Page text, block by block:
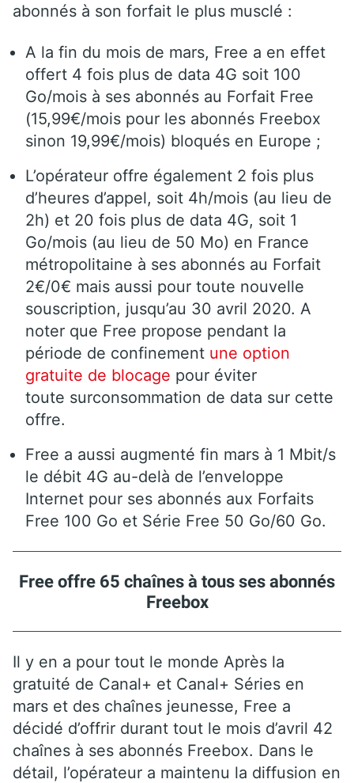
abonnés à son forfait le plus musclé :
A la fin du mois de mars, Free a en effet
offert 4 fois plus de data 4G soit 100
Go/mois à ses abonnés au Forfait Free
(15,99€/mois pour les abonnés Freebox
sinon 19,99€/mois) bloqués en Europe ;
L’opérateur offre également 2 fois plus
d’heures d’appel, soit 4h/mois (au lieu de
2h) et 20 fois plus de data 4G, soit 1
Go/mois (au lieu de 50 Mo) en France
métropolitaine à ses abonnés au Forfait
2€/0€ mais aussi pour toute nouvelle
souscription, jusqu’au 30 avril 2020. A
noter que Free propose pendant la
période de confinement une option
gratuite de blocage pour éviter
toute surconsommation de data sur cette
offre.
Free a aussi augmenté fin mars à 1 Mbit/s
le débit 4G au-delà de l’enveloppe
Internet pour ses abonnés aux Forfaits
Free 100 Go et Série Free 50 Go/60 Go.
Free offre 65 chaînes à tous ses abonnés
Freebox
Il y en a pour tout le monde Après la
gratuité de Canal+ et Canal+ Séries en
mars et des chaînes jeunesse, Free a
décidé d’offrir durant tout le mois d’avril 42
chaînes à ses abonnés Freebox. Dans le
détail, l’opérateur a maintenu la diffusion en